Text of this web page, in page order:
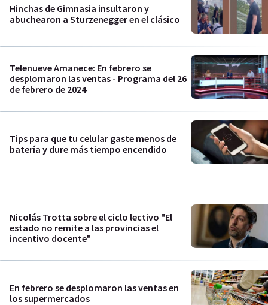
Hinchas de Gimnasia insultaron y
abuchearon a Sturzenegger en el clásico
Telenueve Amanece: En febrero se
desplomaron las ventas - Programa del 26
de febrero de 2024
Tips para que tu celular gaste menos de
batería y dure más tiempo encendido
Nicolás Trotta sobre el ciclo lectivo "El
estado no remite a las provincias el
incentivo docente"
En febrero se desplomaron las ventas en
los supermercados